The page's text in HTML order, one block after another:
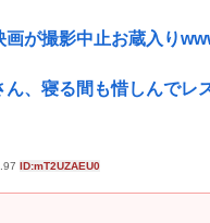
画が撮影中止お蔵入り
ん、寝る間も惜しんでレ
ID:mT2UZAEU0